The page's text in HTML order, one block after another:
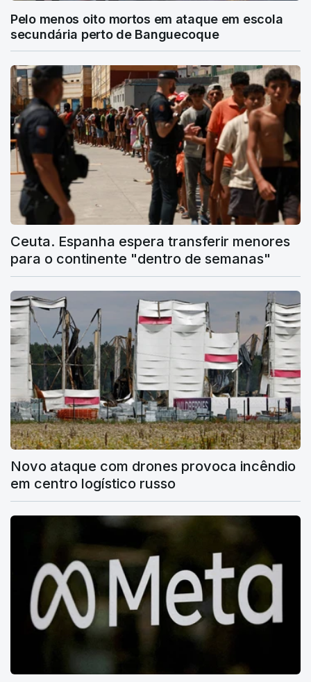
Pelo menos oito mortos em ataque em escola
secundária perto de Banguecoque
Ceuta. Espanha espera transferir menores
para o continente "dentro de semanas"
Novo ataque com drones provoca incêndio
em centro logístico russo